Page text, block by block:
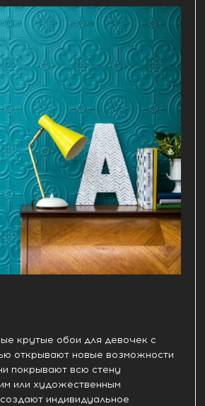
крутые обои для девочек с
открывают новые возможности
покрывают всю стену
или художественным
индивидуальное